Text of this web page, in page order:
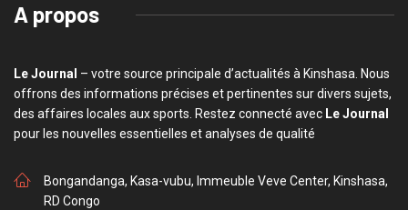
A propos
Le Journal – votre source principale d’actualités à Kinshasa. Nous
offrons des informations précises et pertinentes sur divers sujets,
des affaires locales aux sports. Restez connecté avec Le Journal
pour les nouvelles essentielles et analyses de qualité
Bongandanga, Kasa-vubu, Immeuble Veve Center, Kinshasa,
RD Congo